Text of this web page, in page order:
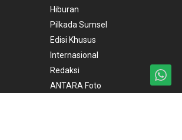
Hiburan
Pilkada Sumsel
Edisi Khusus
Internasional
Redaksi
ANTARA Foto